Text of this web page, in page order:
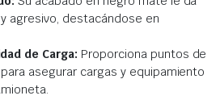
agresivo, destacándose en
de Carga: Proporciona puntos de
asegurar cargas y equipamiento